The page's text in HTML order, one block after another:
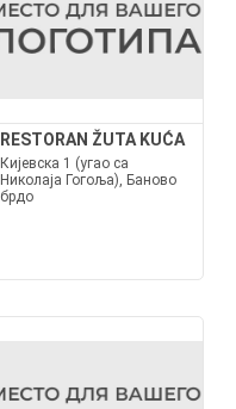
RESTORAN ŽUTA KUĆA
Кијевска 1 (угао са
Николаја Гогоља), Баново
брдо